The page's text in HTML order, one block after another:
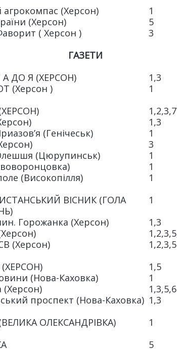
(Херсон)
1
(Херсон)
5
( Херсон )
3
ГАЗЕТИ
А ДО Я (ХЕРСОН)
1,3
(Херсон )
1
1,2,3,7
1,3
(Генічеськ)
1
3
(Цюрупинськ)
1
1
(Високопілля)
1
ВІСНИК (ГОЛА
1
Горожанка (Херсон)
1,3
(Херсон)
1,2,3,5
1,5
(Нова-Каховка)
1
1,3,5,6
проспект (Нова-Каховка) 1,3
ОЛЕКСАНДРІВКА)
1
5